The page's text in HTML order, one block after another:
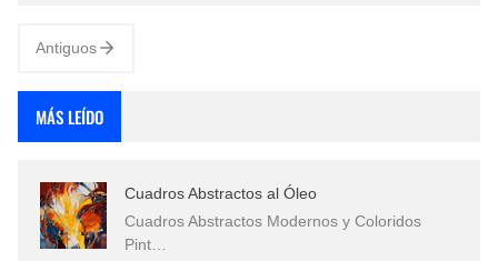
Antiguos
MÁS LEÍDO
Cuadros Abstractos al Óleo
Cuadros Abstractos Modernos y Coloridos
Pint…